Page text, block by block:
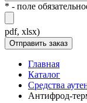
* - поле
pdf, xlsx)
Главная
Каталог
Средства
Антифрод-